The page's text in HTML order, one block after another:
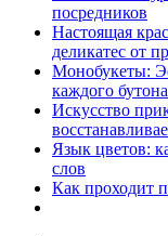
посредников
Настоящая
деликатес от
Монобукеты:
каждого бутона
Искусство
Язык цветов:
слов
Как проходит